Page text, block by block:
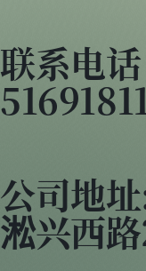
联系电
公司地
淞兴西